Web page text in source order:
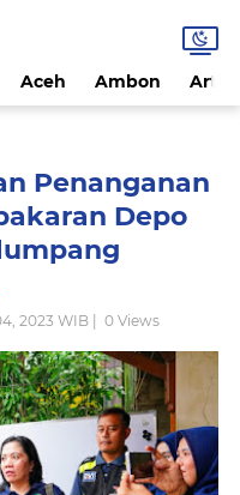
Aceh Ambon
Penanganan
Depo
2023 WIB | 0 Views